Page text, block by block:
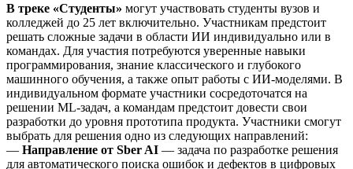
В треке «Студенты» могут участвовать студенты вузов и
колледжей до 25 лет включительно. Участникам предстоит
решать сложные задачи в области ИИ индивидуально или в
командах. Для участия потребуются уверенные навыки
программирования, знание классического и глубокого
машинного обучения, а также опыт работы с ИИ-моделями. В
индивидуальном формате участники сосредоточатся на
решении ML-задач, а командам предстоит довести свои
разработки до уровня прототипа продукта. Участники смогут
выбрать для решения одно из следующих направлений:
— Направление от Sber AI — задача по разработке решения
для автоматического поиска ошибок и дефектов в цифровых